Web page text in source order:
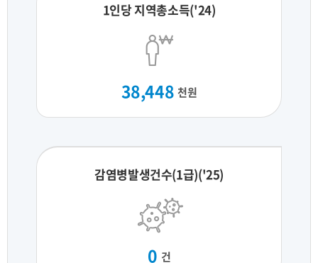
1인당 지역총소득('24)
38,448 천원
감염병발생건수(1급)('25)
0 건